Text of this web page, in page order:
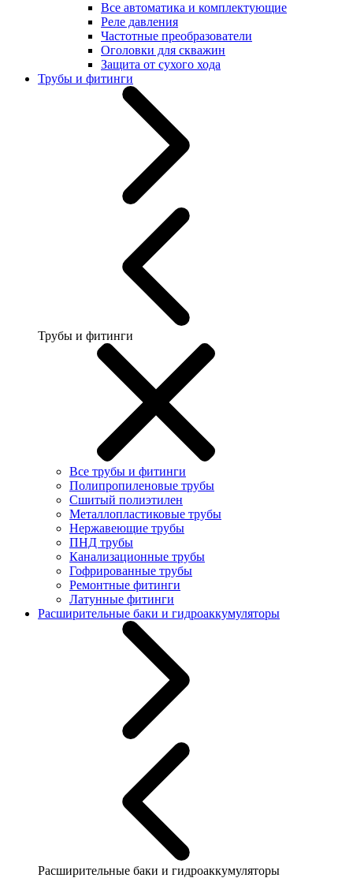
Все автоматика и комплектующие
Реле давления
Частотные преобразователи
Оголовки для скважин
Защита от сухого хода
Трубы и фитинги
Трубы и фитинги
Все трубы и фитинги
Полипропиленовые трубы
Сшитый полиэтилен
Металлопластиковые трубы
Нержавеющие трубы
ПНД трубы
Канализационные трубы
Гофрированные трубы
Ремонтные фитинги
Латунные фитинги
Расширительные баки и гидроаккумуляторы
Расширительные баки и гидроаккумуляторы